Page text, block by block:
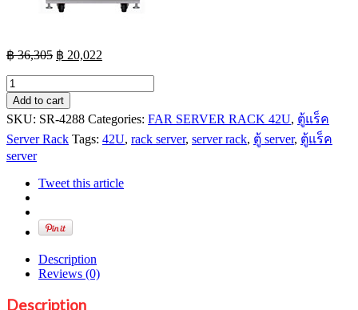
฿36,305 Original
฿ 36,305.
฿ 20,022
FAR
19
PERFORATION
EXPORT
SERVER
RACK
W80xD80
quantity
Add to cart
SKU: SR-4288 Categories: FAR SERVER RACK 42U, ตู้แร็ค
Server Rack Tags: 42U, rack server, server rack, ตู้ server, ตู้แร็ค
server
Tweet this article
Description
Reviews (0)
Description